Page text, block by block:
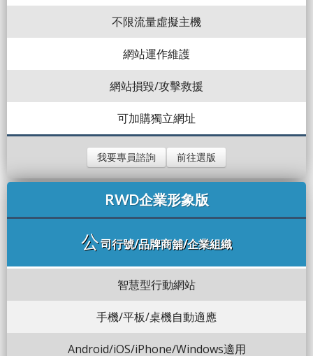
不限流量虛擬主機
網站運作維護
網站損毀/攻擊救援
可加購獨立網址
我要專員諮詢 前往選版
RWD企業形象版
公司行號/品牌商舖/企業組織
智慧型行動網站
手機/平板/桌機自動適應
Android/iOS/iPhone/Windows適用